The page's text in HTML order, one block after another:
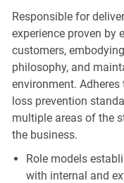
Responsible for
experience proven by
customers,
philosophy, and
environment.
loss prevention
multiple areas of the
the business.
Role models
with internal and